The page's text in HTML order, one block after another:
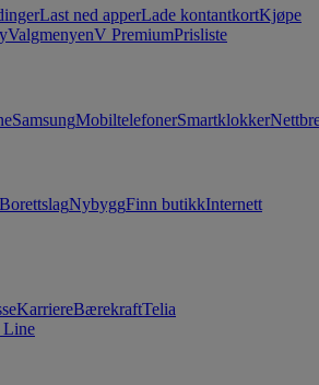
Last ned apperLade kontantkortKjøpe
ValgmenyenV PremiumPrisliste
SamsungMobiltelefonerSmartklokker
BorettslagNybyggFinn butikkInternett
KarriereBærekraftTelia
Line